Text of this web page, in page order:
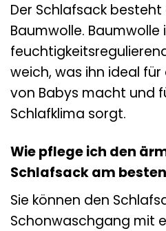
Der Schlafsack besteht
Baumwolle.
weich, was ihn ideal
von Babys macht und
Schlafklima sorgt.
Wie pflege ich den
Schlafsack am
Sie können den
Schonwaschgang mit